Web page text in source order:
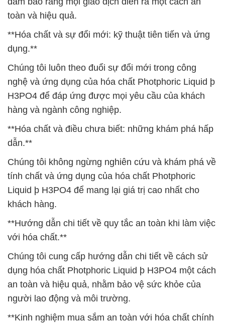
toàn và hiệu quả.
**Hóa chất và sự đổi mới: kỹ thuật tiên tiến và ứng
dụng.**
Chúng tôi luôn theo đuổi sự đổi mới trong công
nghệ và ứng dụng của hóa chất Photphoric Liquid þ
H3PO4 để đáp ứng được mọi yêu cầu của khách
hàng và ngành công nghiệp.
**Hóa chất và điều chưa biết: những khám phá hấp
dẫn.**
Chúng tôi không ngừng nghiên cứu và khám phá về
tính chất và ứng dụng của hóa chất Photphoric
Liquid þ H3PO4 để mang lại giá trị cao nhất cho
khách hàng.
**Hướng dẫn chi tiết về quy tắc an toàn khi làm việc
với hóa chất.**
Chúng tôi cung cấp hướng dẫn chi tiết về cách sử
dụng hóa chất Photphoric Liquid þ H3PO4 một cách
an toàn và hiệu quả, nhằm bảo vệ sức khỏe của
người lao động và môi trường.
**Kinh nghiệm mua sắm an toàn với hóa chất chính